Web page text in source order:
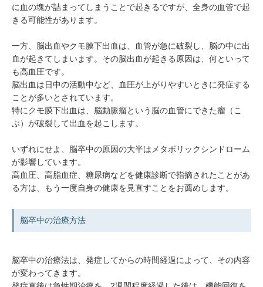
に血の塊が詰まってしまうことで起きるですが、全身の血管で起
きる可能性があります。
一方、脳出血やクモ膜下出血は、血管が急に破裂し、脳の中に出
血が起きてしまいます。その脳出血が起きる原因は、何といって
も高血圧です。
脳出血は日中の活動中など、血圧が上がりやすいときに発症する
ことが多いとされています。
特にクモ膜下出血は、脳動脈瘤という脳の血管にできた瘤（こ
ぶ）が破裂して出血を起こします。
いずれにせよ、脳卒中の原因の大半はメタボリックシンドローム
が影響しています。
高血圧、高脂血症、糖尿病などを健康診断で指摘されたことがあ
る方は、もう一度自身の健康を見直すことをお薦めします。
脳卒中の治療方法
脳卒中の治療法は、発症してからの時間経過によって、その内容
が変わってきます。